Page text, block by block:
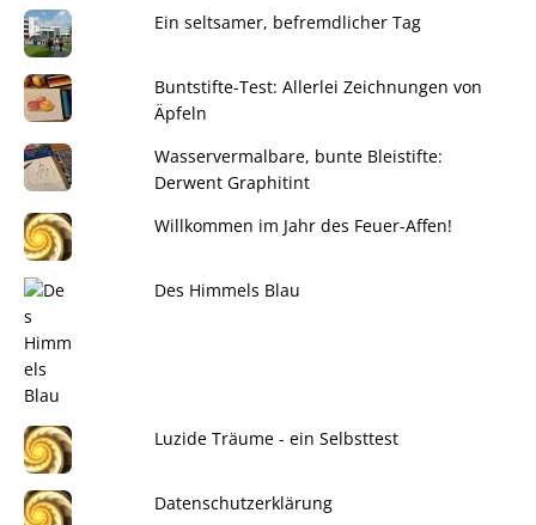
Ein seltsamer, befremdlicher Tag
Buntstifte-Test: Allerlei Zeichnungen von
Äpfeln
Wasservermalbare, bunte Bleistifte:
Derwent Graphitint
Willkommen im Jahr des Feuer-Affen!
Des Himmels Blau
Luzide Träume - ein Selbsttest
Datenschutzerklärung